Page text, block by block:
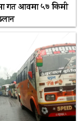
गत आवमा ५७ किमी